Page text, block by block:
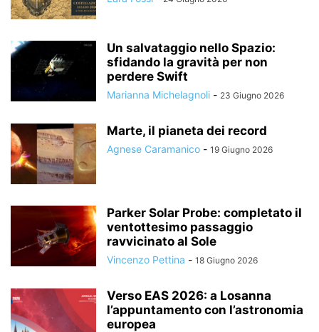
Un salvataggio nello Spazio:
sfidando la gravità per non
perdere Swift
Marianna Michelagnoli - 23 Giugno 2026
Marte, il pianeta dei record
Agnese Caramanico - 19 Giugno 2026
Parker Solar Probe: completato il
ventottesimo passaggio
ravvicinato al Sole
Vincenzo Pettina - 18 Giugno 2026
Verso EAS 2026: a Losanna
l’appuntamento con l’astronomia
europea